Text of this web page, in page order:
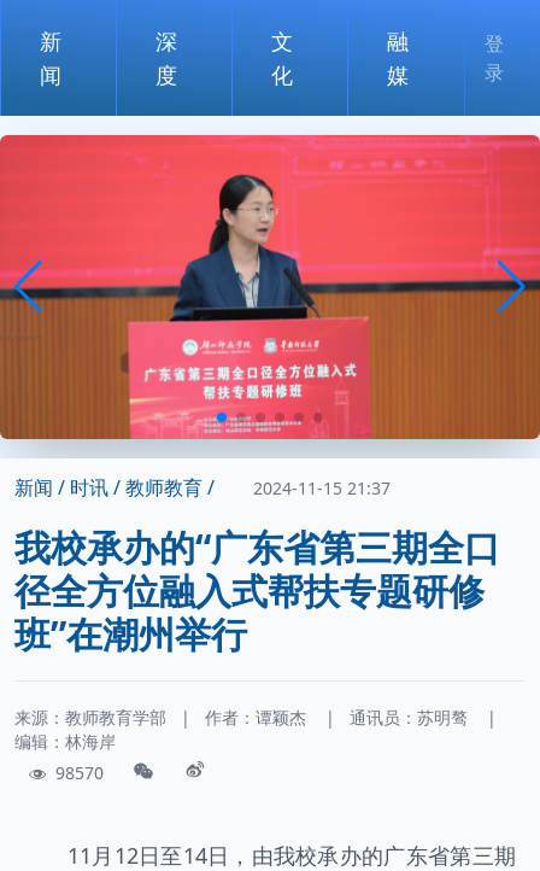
新
闻
深
度
文
化
融
媒
登
录
新闻 / 时讯 /教师教育 / 2024-11-15 21:37
我校承办的“广东省第三期全口
径全方位融入式帮扶专题研修
班”在潮州举行
来源：教师教育学部 | 作者： 谭颖杰 | 通讯员： 苏明骜
|
编辑：林海岸
98570
11月12日至14日，由我校承办的广东省第三期